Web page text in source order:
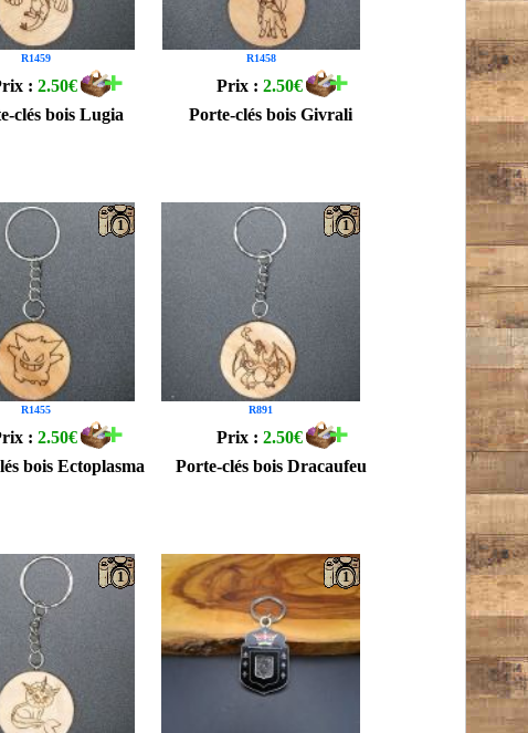
R1459
:2.50€
clés bois Lugia
R1458
Prix :2.50€
Porte-clés bois Givrali
R1455
1
:2.50€
bois Ectoplasma
R891
1
Prix :2.50€
Porte-clés bois Dracaufeu
1 1